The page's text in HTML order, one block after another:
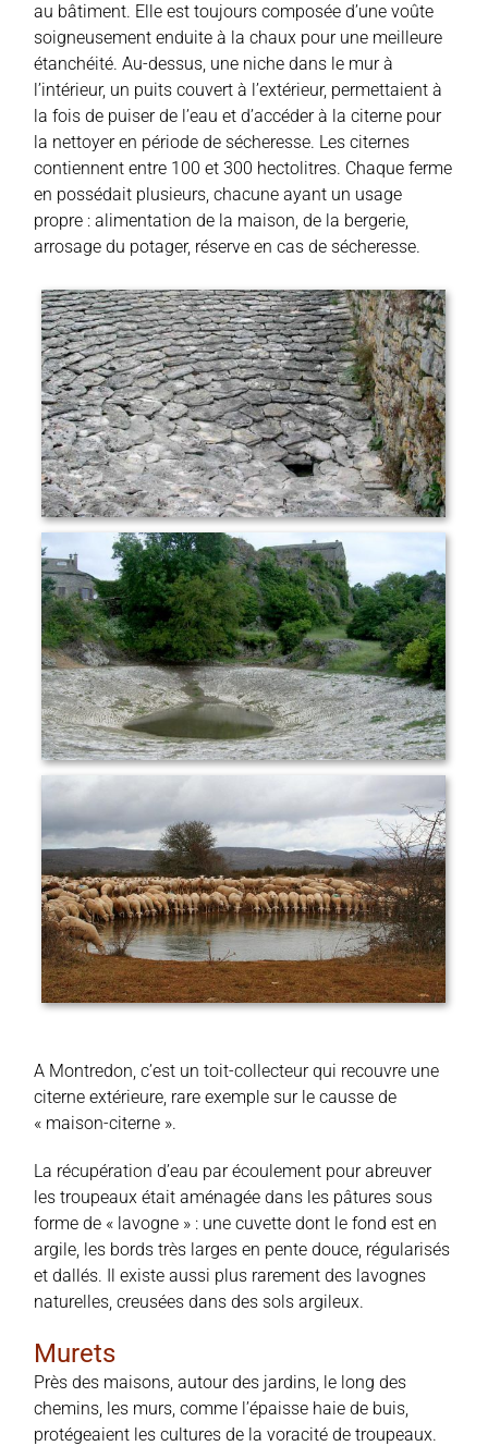
au bâtiment. Elle est toujours composée d’une voûte
soigneusement enduite à la chaux pour une meilleure
étanchéité. Au-dessus, une niche dans le mur à
l’intérieur, un puits couvert à l’extérieur, permettaient à
la fois de puiser de l’eau et d’accéder à la citerne pour
la nettoyer en période de sécheresse. Les citernes
contiennent entre 100 et 300 hectolitres. Chaque ferme
en possédait plusieurs, chacune ayant un usage
propre : alimentation de la maison, de la bergerie,
arrosage du potager, réserve en cas de sécheresse.
A Montredon, c’est un toit-collecteur qui recouvre une
citerne extérieure, rare exemple sur le causse de
« maison-citerne ».
La récupération d’eau par écoulement pour abreuver
les troupeaux était aménagée dans les pâtures sous
forme de « lavogne » : une cuvette dont le fond est en
argile, les bords très larges en pente douce, régularisés
et dallés. Il existe aussi plus rarement des lavognes
naturelles, creusées dans des sols argileux.
Murets
Près des maisons, autour des jardins, le long des
chemins, les murs, comme l’épaisse haie de buis,
protégeaient les cultures de la voracité de troupeaux.